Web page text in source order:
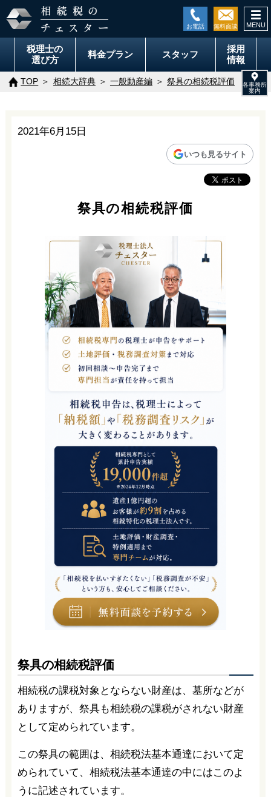
税理士の
選び方
料金プラン スタッフ
採用
情報
TOP 相続大辞典 一般動産編 祭具の相続税評価
2021年6月15日
いつも見るサイト
祭具の相続税評価
祭具の相続税評価
相続税の課税対象とならない財産は、墓所などが
ありますが、祭具も相続税の課税がされない財産
として定められています。
この祭具の範囲は、相続税法基本通達において定
められていて、相続税法基本通達の中にはこのよ
うに記述されています。